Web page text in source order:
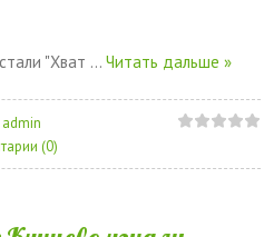
"Хват ... Читать дальше »
admin
(0)